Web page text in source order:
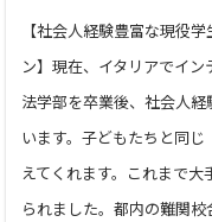
【社会人経験豊富な現役
ン】現在、イタリアでイン
法学部を卒業後、社会人
います。子どもたちと同
えてくれます。これまで
られました。都内の難関